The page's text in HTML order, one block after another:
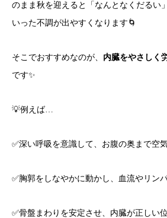
のまま秋を迎えると「なんとなくだるい
いった不調が出やすくなります🌀
そこでおすすめなのが、 内臓をやさしく
です✨
💡例えば…
✅深い呼吸を意識して、お腹の奥まで空
✅胸郭をしなやかに動かし、血流やリン
✅骨盤まわりを安定させ、内臓が正しい